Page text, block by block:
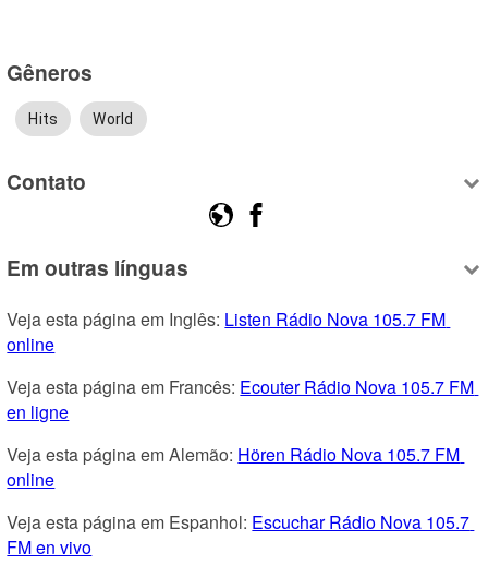
Gêneros
Hits World
Contato
Em outras línguas
Veja esta página em Inglês: Listen Rádio Nova 105.7 FM
online
Veja esta página em Francês: Ecouter Rádio Nova 105.7 FM
en ligne
Veja esta página em Alemão: Hören Rádio Nova 105.7 FM
online
Veja esta página em Espanhol: Escuchar Rádio Nova 105.7
FM en vivo